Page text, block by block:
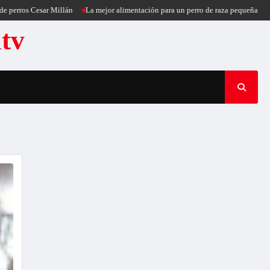
Millán La mejor alimentación para un perro de raza pequeña